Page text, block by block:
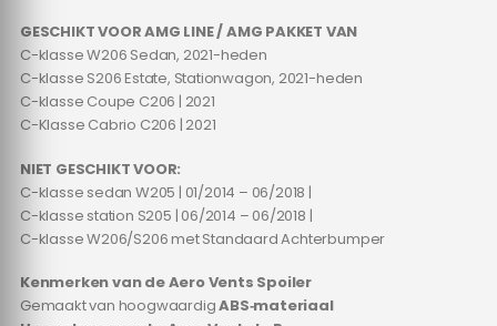
GESCHIKT VOOR AMG LINE / AMG PAKKET VAN
C-klasse W206 Sedan, 2021-heden
C-klasse S206 Estate, Stationwagon, 2021-heden
C-klasse Coupe C206 | 2021
C-Klasse Cabrio C206 | 2021
NIET GESCHIKT VOOR:
C-klasse sedan W205 | 01/2014 – 06/2018 |
C-klasse station S205 | 06/2014 – 06/2018 |
C-klasse W206/S206 met Standaard Achterbumper
Kenmerken van de Aero Vents Spoiler
Gemaakt van hoogwaardigABS‑materiaal